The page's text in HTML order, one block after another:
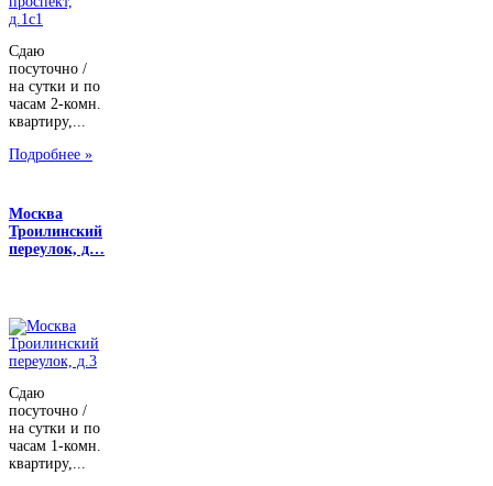
Сдаю
посуточно /
на сутки и по
часам 2-комн.
квартиру,...
Подробнее »
Москва
Троилинский
переулок, д…
Сдаю
посуточно /
на сутки и по
часам 1-комн.
квартиру,...